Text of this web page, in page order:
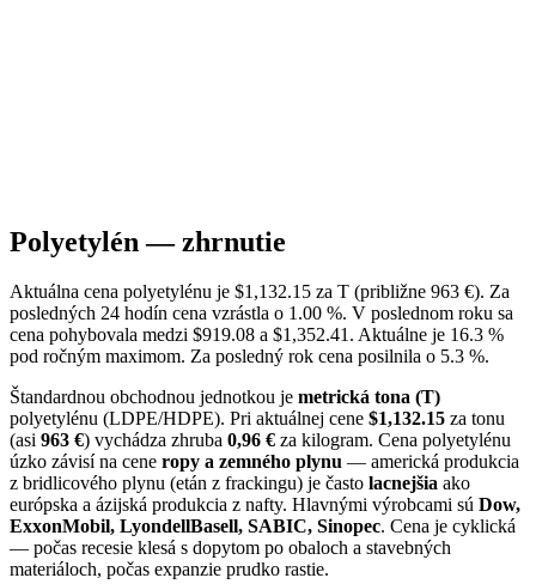
Polyetylén — zhrnutie
Aktuálna cena polyetylénu je $1,132.15 za T (približne 963 €). Za
posledných 24 hodín cena vzrástla o 1.00 %. V poslednom roku sa
cena pohybovala medzi $919.08 a $1,352.41. Aktuálne je 16.3 %
pod ročným maximom. Za posledný rok cena posilnila o 5.3 %.
Štandardnou obchodnou jednotkou je metrická tona (T)
polyetylénu (LDPE/HDPE). Pri aktuálnej cene $1,132.15 za tonu
(asi 963 €) vychádza zhruba 0,96 € za kilogram. Cena polyetylénu
úzko závisí na cene ropy a zemného plynu — americká produkcia
z bridlicového plynu (etán z frackingu) je často lacnejšia ako
európska a ázijská produkcia z nafty. Hlavnými výrobcami sú Dow,
ExxonMobil, LyondellBasell, SABIC, Sinopec. Cena je cyklická
— počas recesie klesá s dopytom po obaloch a stavebných
materiáloch, počas expanzie prudko rastie.